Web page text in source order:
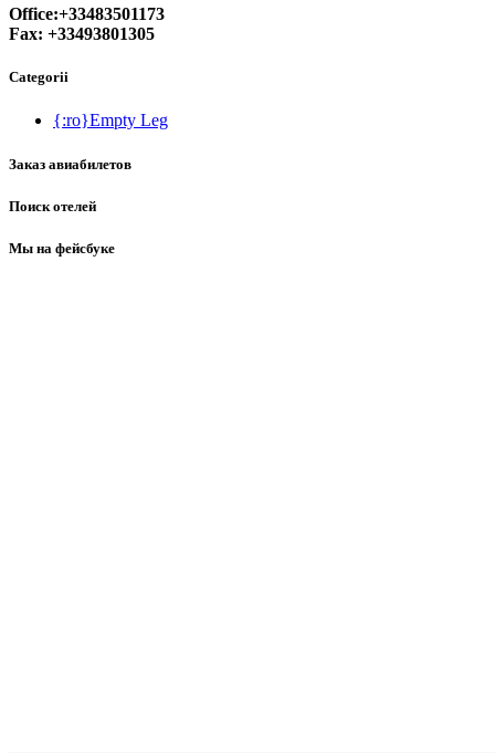
Office:+33483501173
Fax: +33493801305
Categorii
{:ro}Empty Leg
Заказ авиабилетов
Поиск отелей
Мы на фейсбуке